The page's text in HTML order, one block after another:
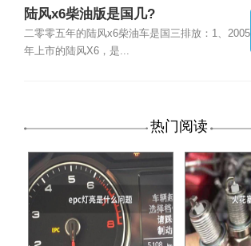
陆风x6柴油版是国几?
二零零五年的陆风x6柴油车是国三排放：1、2005
年上市的陆风X6，是...
热门阅读